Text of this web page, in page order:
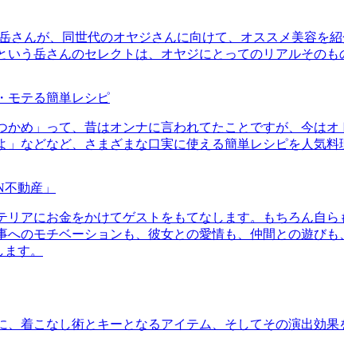
さんが、同世代のオヤジさんに向けて、オススメ美容
う岳さんのセレクトは、オヤジにとってのリアルそのも
モテる簡単レシピ
かめ」って、昔はオンナに言われてたことですが、今は
」などなど、さまざまな口実に使える簡単レシピを人気料
動産」
リアにお金をかけてゲストをもてなします。もちろん自
へのモチベーションも、彼女との愛情も、仲間との遊び
す。
、着こなし術とキーとなるアイテム、そしてその演出効果